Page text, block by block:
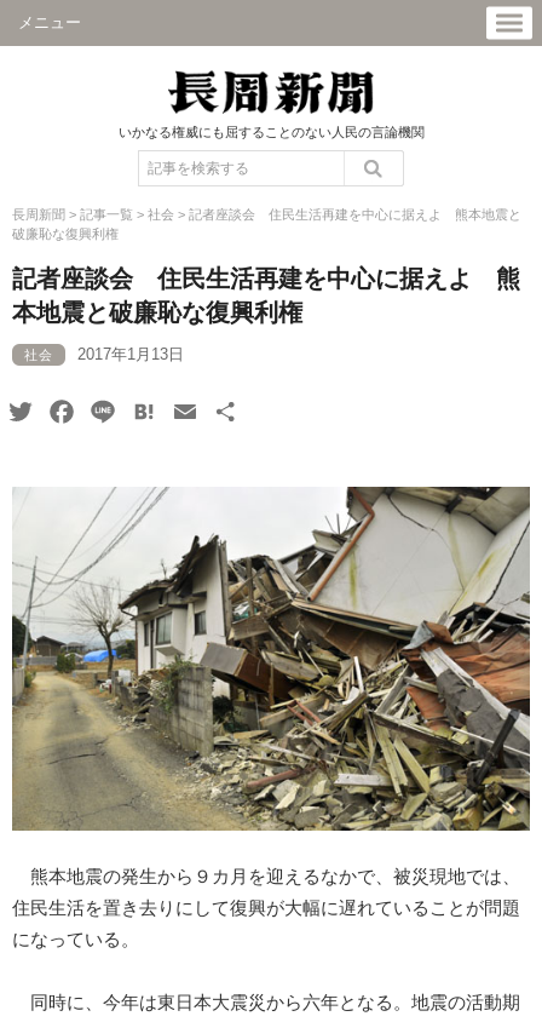
メニュー
いかなる権威にも屈することのない人民の言論機関
長周新聞 > 記事一覧 > 社会 > 記者座談会 住民生活再建を中心に据えよ 熊本地震と
破廉恥な復興利権
記者座談会 住民生活再建を中心に据えよ 熊
本地震と破廉恥な復興利権
社会 2017年1月13日
TwitterFacebook
Line HatenaEmail
熊本地震の発生から９カ月を迎えるなかで、被災現地では、
住民生活を置き去りにして復興が大幅に遅れていることが問題
になっている。
同時に、今年は東日本大震災から六年となる。地震の活動期